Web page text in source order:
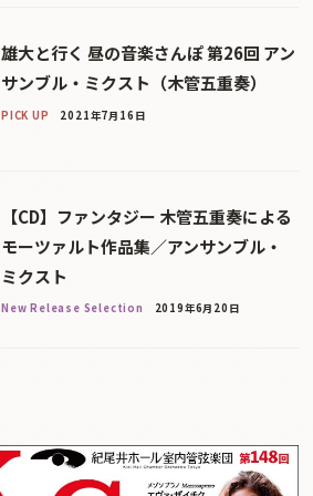
雄大と行く 昼の音楽さんぽ 第26回 アン
サンブル・ミクスト（木管五重奏）
PICK UP 2021年7月16日
【CD】ファンタジー 木管五重奏による
モーツァルト作品集／アンサンブル・
ミクスト
New Release Selection 2019年6月20日